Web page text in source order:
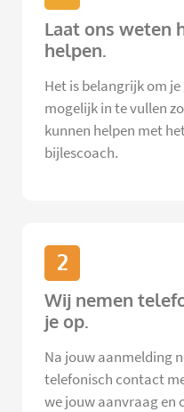
Laat ons weten
helpen.
Het is belangrijk om
mogelijk in te vullen
kunnen helpen met
bijlescoach.
2
Wij nemen
je op.
Na jouw aanmelding
telefonisch contact
we jouw aanvraag en